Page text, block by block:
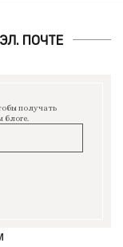
ПОЧТЕ
получать
блоге.